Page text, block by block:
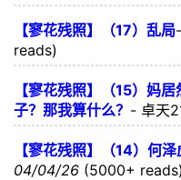
【寥花残照】（17）乱局-
reads)
【寥花残照】（15）妈
子？那我算什么？ - 卓天
【寥花残照】（14）何
04/04/26 (5000+ reads)